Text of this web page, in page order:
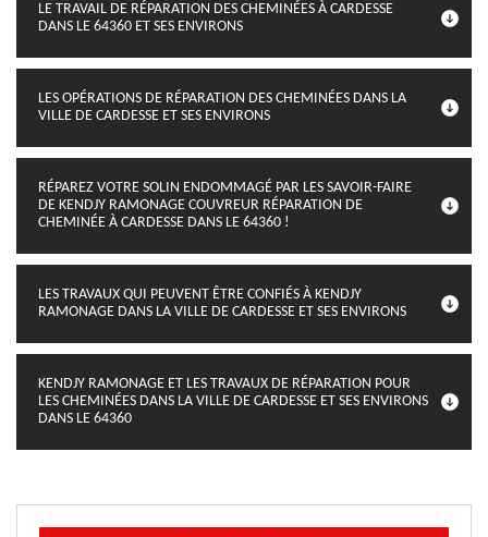
LE TRAVAIL DE RÉPARATION DES CHEMINÉES À CARDESSE
DANS LE 64360 ET SES ENVIRONS
LES OPÉRATIONS DE RÉPARATION DES CHEMINÉES DANS LA
VILLE DE CARDESSE ET SES ENVIRONS
RÉPAREZ VOTRE SOLIN ENDOMMAGÉ PAR LES SAVOIR-FAIRE
DE KENDJY RAMONAGE COUVREUR RÉPARATION DE
CHEMINÉE À CARDESSE DANS LE 64360 !
LES TRAVAUX QUI PEUVENT ÊTRE CONFIÉS À KENDJY
RAMONAGE DANS LA VILLE DE CARDESSE ET SES ENVIRONS
KENDJY RAMONAGE ET LES TRAVAUX DE RÉPARATION POUR
LES CHEMINÉES DANS LA VILLE DE CARDESSE ET SES ENVIRONS
DANS LE 64360